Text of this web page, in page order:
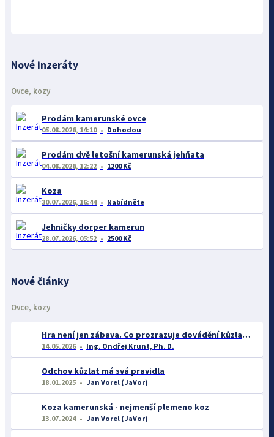
Nové inzeráty
Ovce, kozy
Prodám kamerunské ovce
05.08.2026, 14:10 Dohodou
Prodám dvě letošní kamerunská jehňata
04.08.2026, 12:22 1200 Kč
Koza
30.07.2026, 16:44 Nabídněte
Jehničky dorper kamerun
28.07.2026, 05:52 2500 Kč
Nové články
Ovce, kozy
Hra není jen zábava. Co prozrazuje dovádění kůzlat o jejich welfare?
14.05.2026 Ing. Ondřej Krunt, Ph. D.
Odchov kůzlat má svá pravidla
18.01.2025 Jan Vorel (JaVor)
Koza kamerunská - nejmenší plemeno koz
13.07.2024 Jan Vorel (JaVor)